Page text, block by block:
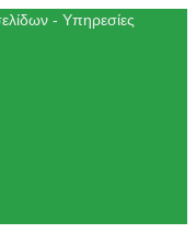
- Υπηρεσίες